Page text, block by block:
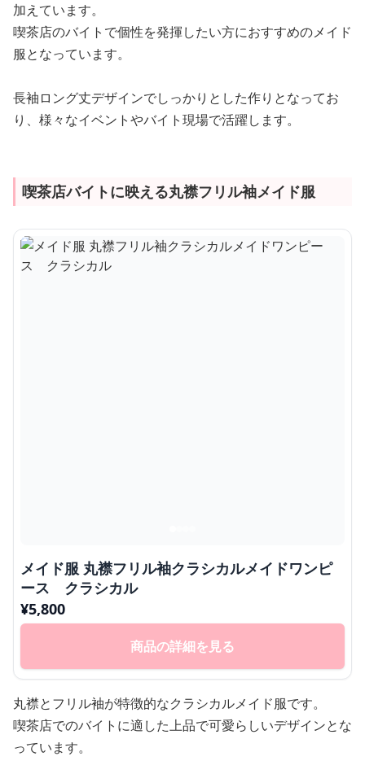
加えています。
喫茶店のバイトで個性を発揮したい方におすすめのメイド
服となっています。
長袖ロング丈デザインでしっかりとした作りとなってお
り、様々なイベントやバイト現場で活躍します。
喫茶店バイトに映える丸襟フリル袖メイド服
メイド服 丸襟フリル袖クラシカルメイドワンピ
ース クラシカル
¥5,800
商品の詳細を見る
丸襟とフリル袖が特徴的なクラシカルメイド服です。
喫茶店でのバイトに適した上品で可愛らしいデザインとな
っています。